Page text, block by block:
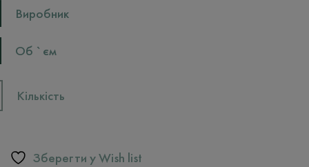
Виробник
Об `єм
Кількість
Зберегти у Wish list